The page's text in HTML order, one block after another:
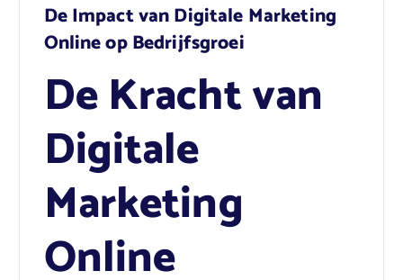
De Impact van Digitale Marketing
Online op Bedrijfsgroei
De Kracht van
Digitale
Marketing
Online